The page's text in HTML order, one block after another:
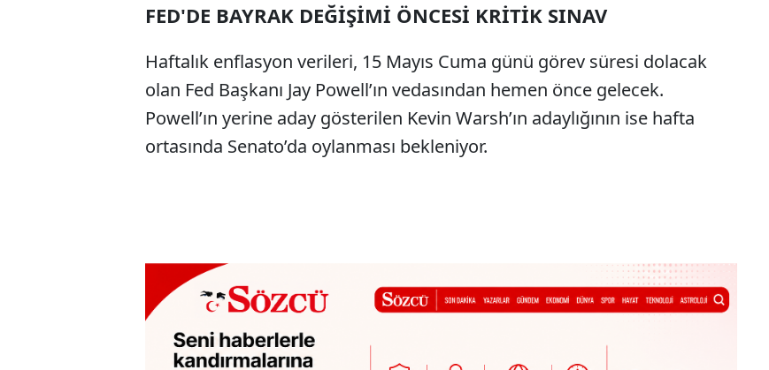
FED'DE BAYRAK DEĞİŞİMİ ÖNCESİ KRİTİK SINAV
Haftalık enflasyon verileri, 15 Mayıs Cuma günü görev süresi dolacak
olan Fed Başkanı Jay Powell’ın vedasından hemen önce gelecek.
Powell’ın yerine aday gösterilen Kevin Warsh’ın adaylığının ise hafta
ortasında Senato’da oylanması bekleniyor.